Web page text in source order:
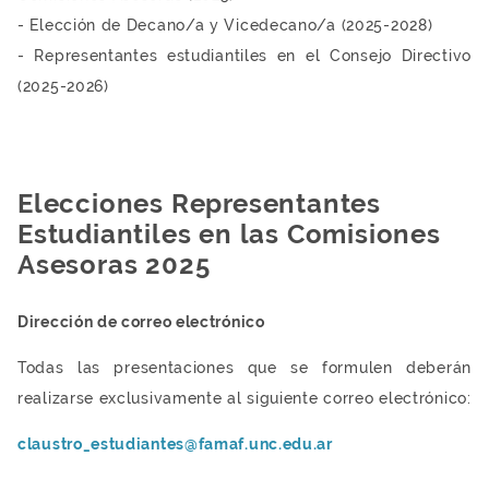
- Elección de Decano/a y Vicedecano/a (2025-2028)
-️ Representantes estudiantiles en el Consejo Directivo
(2025-2026)
Elecciones Representantes
Estudiantiles en las Comisiones
Asesoras 2025
Dirección de correo electrónico
Todas las presentaciones que se formulen deberán
realizarse exclusivamente al siguiente correo electrónico:
claustro_estudiantes@famaf.unc.edu.ar